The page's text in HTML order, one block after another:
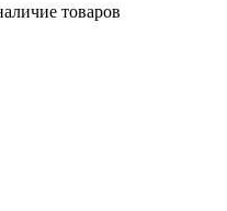
товаров